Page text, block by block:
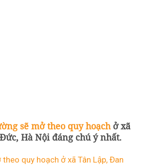
sẽ mở theo quy hoạchở xã
Hà Nội đáng chú ý nhất.
quy hoạch ở xã Tân Lập, Đan